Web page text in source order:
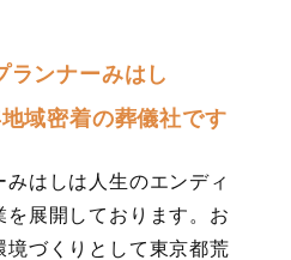
ランナーみはし
域密着の葬儀社です
みはしは人生のエンディ
を展開しております。お
境づくりとして東京都荒